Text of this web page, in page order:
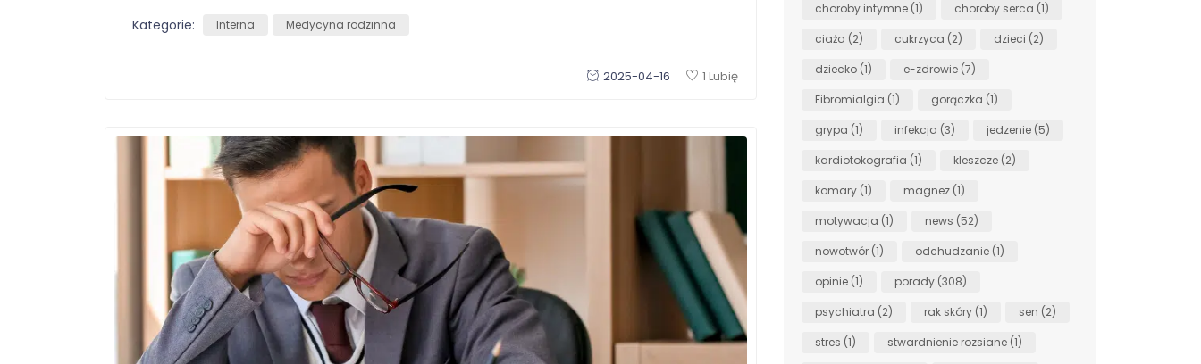
Kategorie: Interna Medycyna rodzinna
2025-04-16 1 Lubię
choroby intymne (1) choroby serca (1)
ciaża (2) cukrzyca (2) dzieci (2)
dziecko (1) e-zdrowie (7)
Fibromialgia (1) gorączka (1)
grypa (1) infekcja (3) jedzenie (5)
kardiotokografia (1) kleszcze (2)
komary (1) magnez (1)
motywacja (1) news (52)
nowotwór (1) odchudzanie (1)
opinie (1) porady (308)
psychiatra (2) rak skóry (1) sen (2)
stres (1) stwardnienie rozsiane (1)